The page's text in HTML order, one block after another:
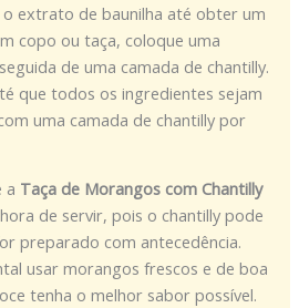
extrato de baunilha até obter um
copo ou taça, coloque uma
de uma camada de chantilly.
que todos os ingredientes sejam
uma camada de chantilly por
a Taça de Morangos com Chantilly
de servir, pois o chantilly pode
preparado com antecedência.
usar morangos frescos e de boa
tenha o melhor sabor possível.